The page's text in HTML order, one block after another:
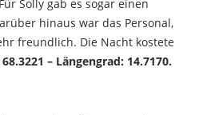
Solly gab es sogar einen
hinaus war das Personal,
freundlich. Die Nacht kostete
– Längengrad: 14.7170.